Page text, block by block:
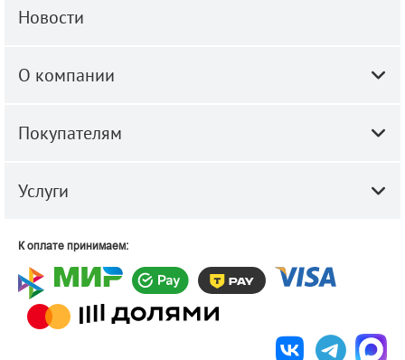
Новости
О компании
Покупателям
Услуги
К оплате принимаем: